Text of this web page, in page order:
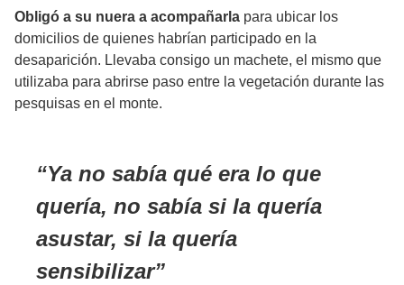
Obligó a su nuera a acompañarla para ubicar los
domicilios de quienes habrían participado en la
desaparición. Llevaba consigo un machete, el mismo que
utilizaba para abrirse paso entre la vegetación durante las
pesquisas en el monte.
Ya no sabía qué era lo que
quería, no sabía si la quería
asustar, si la quería
sensibilizar